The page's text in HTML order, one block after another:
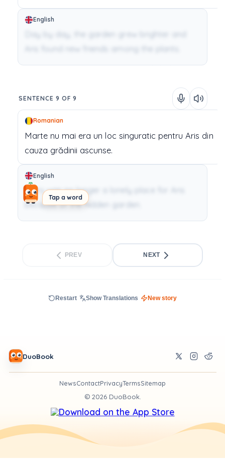
Tap a word
English
Day by day, the garden grew brighter and
SENTENCE 9 OF 9
Romanian
Marte nu mai era un loc singuratic pentru Aris din
cauza grădinii ascunse.
English
Mars was no longer a lonely place for Aris
because of the hidden garden.
PREV NEXT
Restart Show Translations New story
DuoBook
NewsContactPrivacyTermsSitemap
© 2026DuoBook.